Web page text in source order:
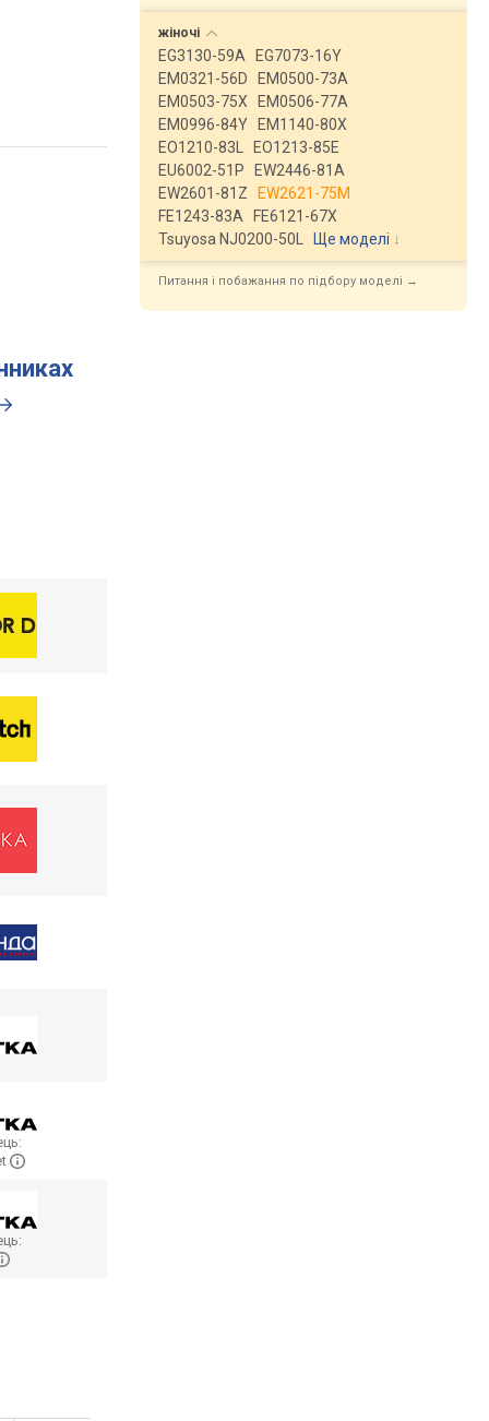
жіночі
EG3130-59A
EG7073-16Y
EM0321-56D
EM0500-73A
EM0503-75X
EM0506-77A
EM0996-84Y
EM1140-80X
EO1210-83L
EO1213-85E
EU6002-51P
EW2446-81A
EW2601-81Z
EW2621-75M
FE1243-83A
FE6121-67X
Tsuyosa NJ0200-50L
Ще моделі ↓
Питання і побажання по підбору моделі →